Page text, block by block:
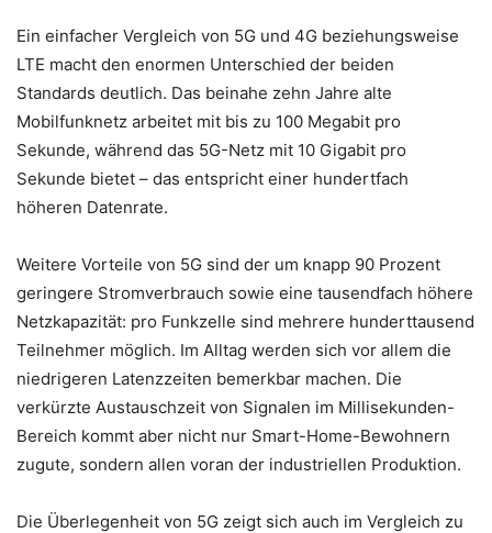
Ein einfacher Vergleich von 5G und 4G beziehungsweise
LTE macht den enormen Unterschied der beiden
Standards deutlich. Das beinahe zehn Jahre alte
Mobilfunknetz arbeitet mit bis zu 100 Megabit pro
Sekunde, während das 5G-Netz mit 10 Gigabit pro
Sekunde bietet – das entspricht einer hundertfach
höheren Datenrate.
Weitere Vorteile von 5G sind der um knapp 90 Prozent
geringere Stromverbrauch sowie eine tausendfach höhere
Netzkapazität: pro Funkzelle sind mehrere hunderttausend
Teilnehmer möglich. Im Alltag werden sich vor allem die
niedrigeren Latenzzeiten bemerkbar machen. Die
verkürzte Austauschzeit von Signalen im Millisekunden-
Bereich kommt aber nicht nur Smart-Home-Bewohnern
zugute, sondern allen voran der industriellen Produktion.
Die Überlegenheit von 5G zeigt sich auch im Vergleich zu